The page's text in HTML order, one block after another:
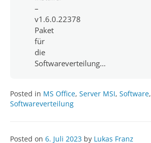
–
v1.6.0.22378
Paket
für
die
Softwareverteilung…
Posted in MS Office, Server MSI, Software,
Softwareverteilung
Posted on 6. Juli 2023 by Lukas Franz